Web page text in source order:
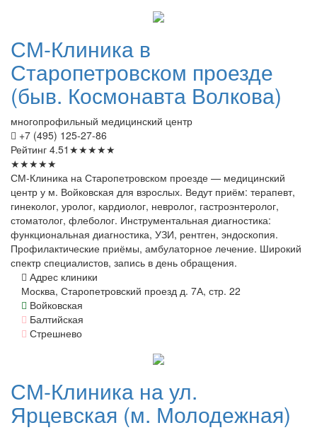
СМ-Клиника в
Старопетровском проезде
(быв. Космонавта Волкова)
многопрофильный медицинский центр
+7 (495) 125-27-86
Рейтинг 4.51 ★★★★★
★★★★★
СМ-Клиника на Старопетровском проезде — медицинский
центр у м. Войковская для взрослых. Ведут приём: терапевт,
гинеколог, уролог, кардиолог, невролог, гастроэнтеролог,
стоматолог, флеболог. Инструментальная диагностика:
функциональная диагностика, УЗИ, рентген, эндоскопия.
Профилактические приёмы, амбулаторное лечение. Широкий
спектр специалистов, запись в день обращения.
Адрес клиники
Москва, Старопетровский проезд д. 7А, стр. 22
Войковская
Балтийская
Стрешнево
СМ-Клиника на ул.
Ярцевская (м. Молодежная)